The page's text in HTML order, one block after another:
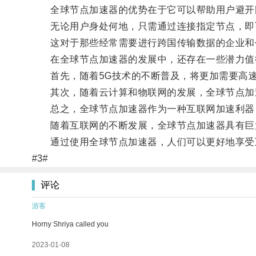
全球节点加速器的优势在于它可以帮助用户避开
无论用户身处何地，只需通过连接指定节点，即
这对于那些经常需要进行跨国传输数据的企业和
在全球节点加速器的发展中，还存在一些潜力值
首先，随着5G技术的不断普及，将更加需要高速
其次，随着云计算和物联网的发展，全球节点加
总之，全球节点加速器作为一种互联网加速利器
随着互联网的不断发展，全球节点加速器具有巨
通过使用全球节点加速器，人们可以更好地享受
#3#
评论
游客
Horny Shriya called you
2023-01-08